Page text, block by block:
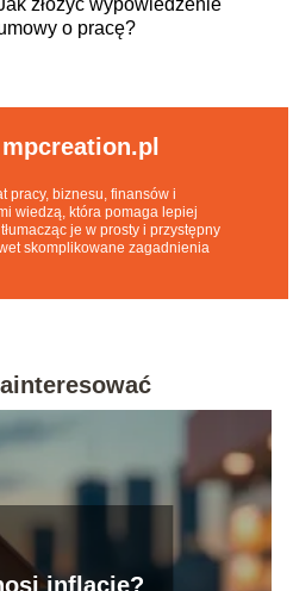
o pracę?
pracy, biznesu, finansów i
wiedzą, która pomaga lepiej
je w prosty i przystępny
skomplikowane zagadnienia
inflację?